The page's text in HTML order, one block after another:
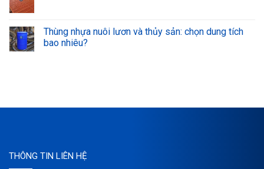
Thùng nhựa nuôi lươn và thủy sản: chọn dung tích
bao nhiêu?
THÔNG TIN LIÊN HỆ